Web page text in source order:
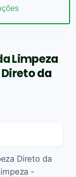
Limpeza
da
Direto da
-